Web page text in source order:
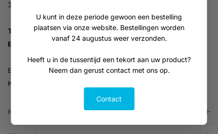
U kunt in deze periode gewoon een bestelling
plaatsen via onze website. Bestellingen worden
vanaf 24 augustus weer verzonden.
Heeft u in de tussentijd een tekort aan uw product?
Neem dan gerust contact met ons op.
Contact
Klantenservice
3905NV Veenendaal
Tel:
+31 (0)318 553946
Email:
info@vitabron.nl
BTW NL816914679B01
KVK 30216701